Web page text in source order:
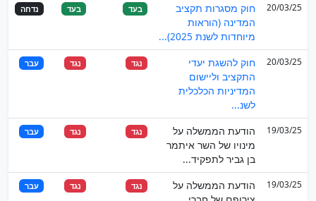
20/03/25
חוק מסגרות תקציב
המדינה (הוראות
מיוחדות לשנת 2025)...
בעד בעד נדחה
20/03/25
חוק להשגת יעדי
התקציב וליישום
המדיניות הכלכלית
לשנ...
נגד נגד עבר
19/03/25
הודעת הממשלה על
מינויו של השר איתמר
בן גביר לתפקיד...
נגד נגד עבר
19/03/25
הודעת הממשלה על
נגד נגד עבר